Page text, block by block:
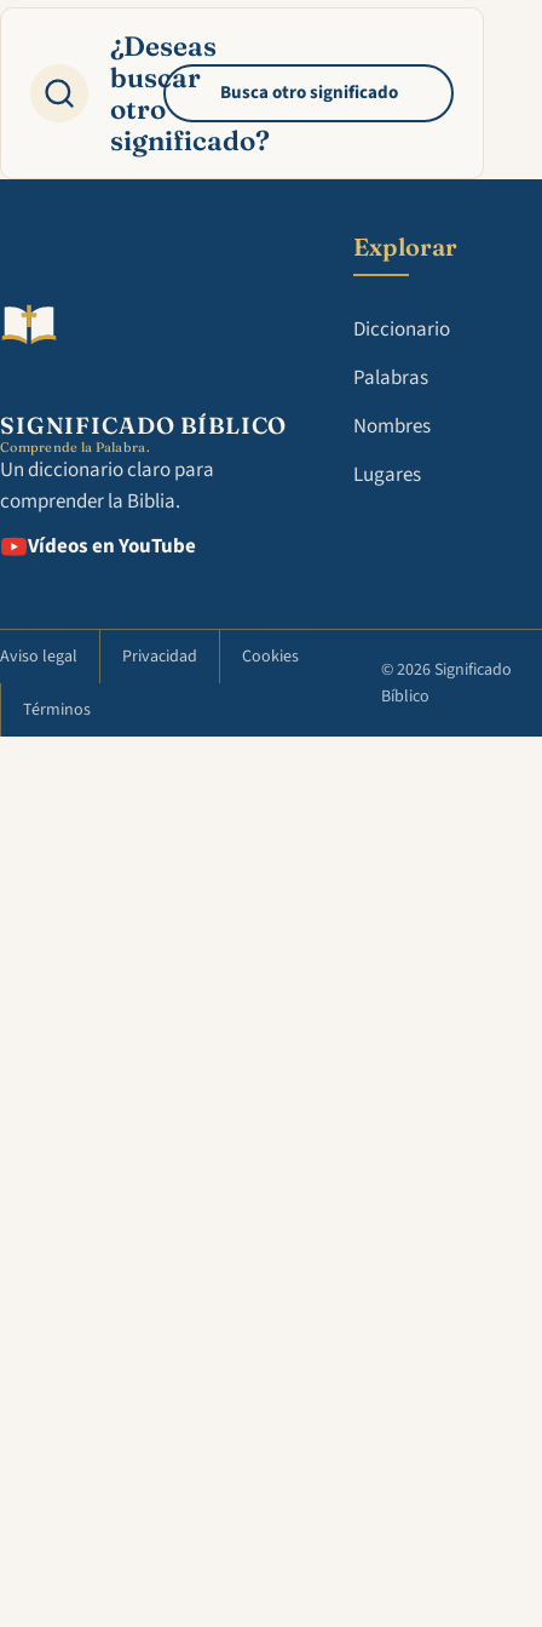
¿Deseas
buscar
otro
significado?
Busca otro significado
SIGNIFICADO BÍBLICO
Comprende la Palabra.
Un diccionario claro para
comprender la Biblia.
Vídeos en YouTube
Explorar
Diccionario
Palabras
Nombres
Lugares
Aviso legal Privacidad Cookies
Términos
© 2026 Significado
Bíblico